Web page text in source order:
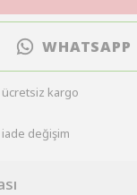
WHATSAPP
ücretsiz kargo
değişim